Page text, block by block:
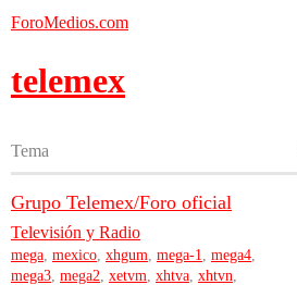
ForoMedios.com
telemex
Tema
Grupo Telemex/Foro oficial
Televisión y Radio
mega, mexico, xhgum, mega-1, mega4,
mega3, mega2, xetvm, xhtva, xhtvn,